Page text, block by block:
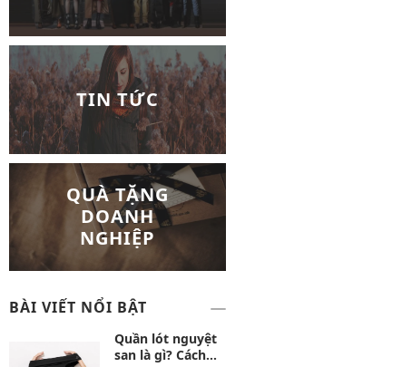
TIN TỨC
QUÀ TẶNG
DOANH
NGHIỆP
BÀI VIẾT NỔI BẬT
Quần lót nguyệt
san là gì? Cách